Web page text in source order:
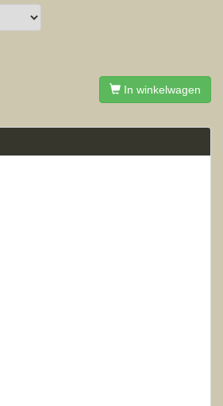
In winkelwagen